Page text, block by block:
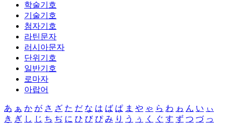
학술기호
기술기호
첨자기호
라틴문자
러시아문자
단위기호
일반기호
로마자
아랍어
あ ぁ か が さ ざ た だ な は ば ぱ ま や ゃ ら わ ゎ ん い ぃ
き ぎ し じ ち ぢ に ひ び ぴ み り う ぅ く ぐ す ず つ づ っ